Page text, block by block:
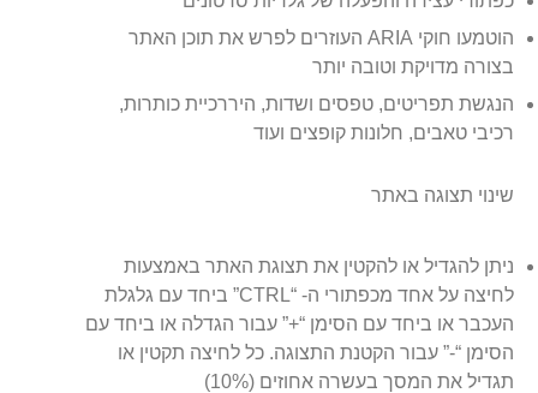
הוטמעו חוקי ARIA העוזרים לפרש את תוכן האתר
בצורה מדויקת וטובה יותר
הנגשת תפריטים, טפסים ושדות, היררכיית כותרות,
רכיבי טאבים, חלונות קופצים ועוד
שינוי תצוגה באתר
ניתן להגדיל או להקטין את תצוגת האתר באמצעות
לחיצה על אחד מכפתורי ה- “CTRL” ביחד עם גלגלת
העכבר או ביחד עם הסימן “+” עבור הגדלה או ביחד עם
הסימן “-” עבור הקטנת התצוגה. כל לחיצה תקטין או
תגדיל את המסך בעשרה אחוזים (10%)